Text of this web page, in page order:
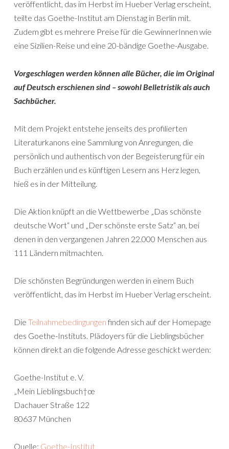
veröffentlicht, das im Herbst im Hueber Verlag erscheint,
teilte das Goethe-Institut am Dienstag in Berlin mit.
Zudem gibt es mehrere Preise für die GewinnerInnen wie
eine Sizilien-Reise und eine 20-bändige Goethe-Ausgabe.
Vorgeschlagen werden können alle Bücher, die im Original
auf Deutsch erschienen sind – sowohl Belletristik als auch
Sachbücher.
Mit dem Projekt entstehe jenseits des profilierten
Literaturkanons eine Sammlung von Anregungen, die
persönlich und authentisch von der Begeisterung für ein
Buch erzählen und es künftigen Lesern ans Herz legen,
hieß es in der Mitteilung.
Die Aktion knüpft an die Wettbewerbe „Das schönste
deutsche Wort“ und „Der schönste erste Satz“ an, bei
denen in den vergangenen Jahren 22.000 Menschen aus
111 Ländern mitmachten.
Die schönsten Begründungen werden in einem Buch
veröffentlicht, das im Herbst im Hueber Verlag erscheint.
Die Teilnahmebedingungen finden sich auf der Homepage
des Goethe-Instituts. Plädoyers für die Lieblingsbücher
können direkt an die folgende Adresse geschickt werden:
Goethe-Institut e. V.
„Mein Lieblingsbuch†œ
Dachauer Straße 122
80637 München
Quelle: Goethe-Institut